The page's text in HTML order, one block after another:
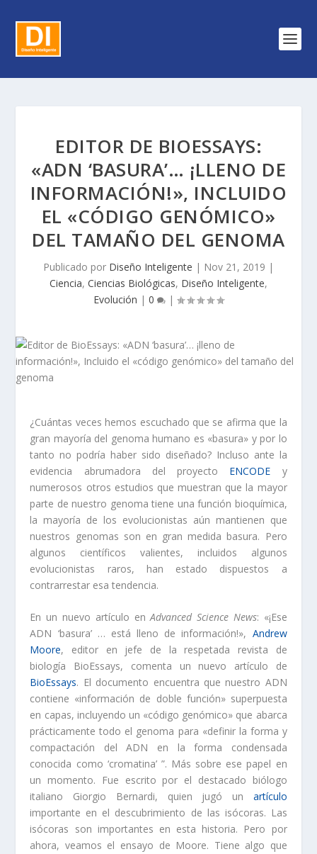
EDITOR DE BIOESSAYS:
«ADN ‘BASURA’… ¡LLENO DE
INFORMACIÓN!», INCLUIDO
EL «CÓDIGO GENÓMICO»
DEL TAMAÑO DEL GENOMA
Publicado por Diseño Inteligente | Nov 21, 2019 |
Ciencia, Ciencias Biológicas, Diseño Inteligente,
Evolución | 0 |
¿Cuántas veces hemos escuchado que se afirma que la
gran mayoría del genoma humano es «basura» y por lo
tanto no podría haber sido diseñado? Incluso ante la
evidencia abrumadora del proyecto ENCODE y
numerosos otros estudios que muestran que la mayor
parte de nuestro genoma tiene una función bioquímica,
la mayoría de los evolucionistas aún mantienen que
nuestros genomas son en gran medida basura. Pero
algunos científicos valientes, incluidos algunos
evolucionistas raros, han estado dispuestos a
contrarrestar esa tendencia.
En un nuevo artículo enAdvanced Science News: «¡Ese
ADN ‘basura’ … está lleno de información!», Andrew
Moore, editor en jefe de la respetada revista de
biología BioEssays, comenta un nuevo artículo de
BioEssays. El documento encuentra que nuestro ADN
contiene «información de doble función» superpuesta
en capas, incluyendo un «código genómico» que abarca
prácticamente todo el genoma para «definir la forma y
compactación del ADN en la forma condensada
conocida como ‘cromatina’ ”. Más sobre ese papel en
un momento. Fue escrito por el destacado biólogo
italiano Giorgio Bernardi, quien jugó un artículo
importante en el descubrimiento de las isócoras. Las
isócoras son importantes en esta historia. Pero por
ahora, veamos el ensayo de Moore. Tiene algo que